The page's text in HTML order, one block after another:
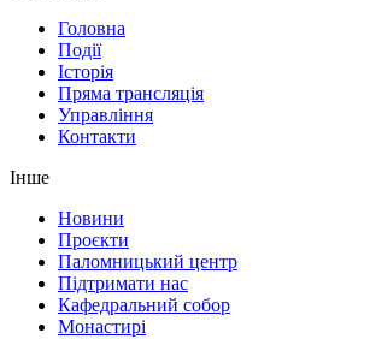
Головна
Події
Історія
Пряма трансляція
Управління
Контакти
Інше
Новини
Проєкти
Паломницький центр
Підтримати нас
Кафедральний собор
Монастирі